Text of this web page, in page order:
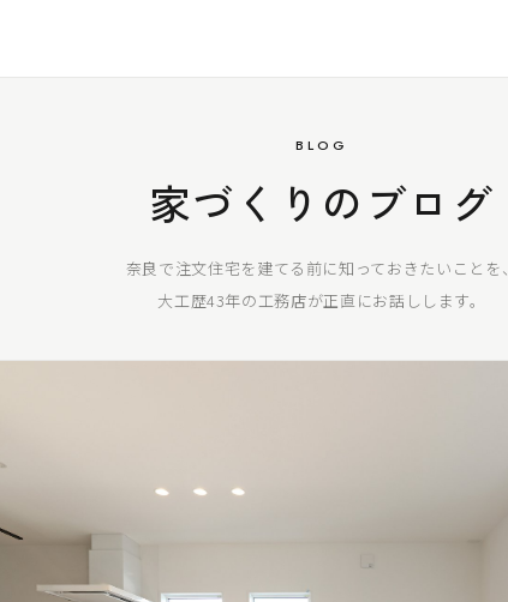
BLOG
家づくりのブログ
奈良で注文住宅を建てる前に知っておきたいことを、
大工歴43年の工務店が正直にお話しします。